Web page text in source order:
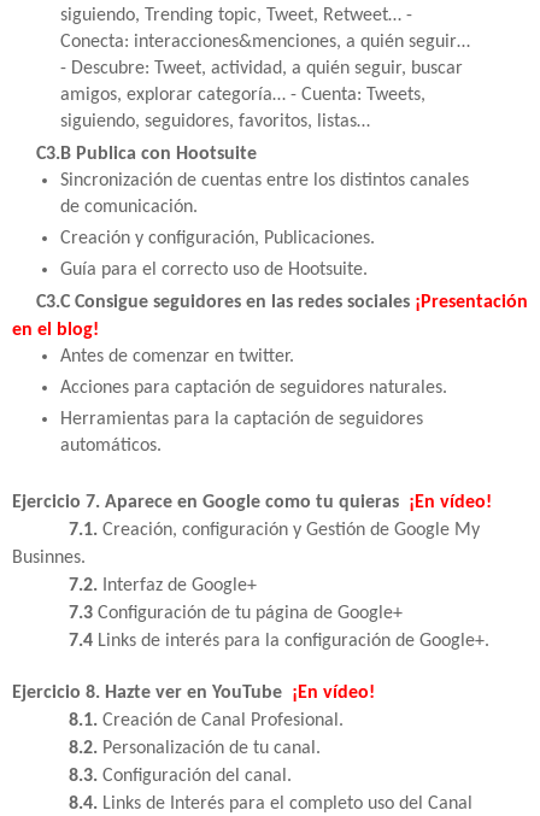
siguiendo, Trending topic, Tweet, Retweet… -
Conecta: interacciones&menciones, a quién seguir…
- Descubre: Tweet, actividad, a quién seguir, buscar
amigos, explorar categoría… - Cuenta: Tweets,
siguiendo, seguidores, favoritos, listas…
C3.B Publica con Hootsuite
Sincronización de cuentas entre los distintos canales
de comunicación.
Creación y configuración, Publicaciones.
Guía para el correcto uso de Hootsuite.
C3.C Consigue seguidores en las redes sociales ¡Presentación
en el blog!
Antes de comenzar en twitter.
Acciones para captación de seguidores naturales.
Herramientas para la captación de seguidores
automáticos.
Ejercicio 7. Aparece en Google como tu quieras ¡En vídeo!
7.1.Creación, configuración y Gestión de Google My
Businnes.
7.2. Interfaz de Google+
7.3Configuración de tu página de Google+
7.4 Links de interés para la configuración de Google+.
Ejercicio 8. Hazte ver en YouTube ¡En vídeo!
8.1.Creación de Canal Profesional.
8.2. Personalización de tu canal.
8.3. Configuración del canal.
8.4. Links de Interés para el completo uso del Canal